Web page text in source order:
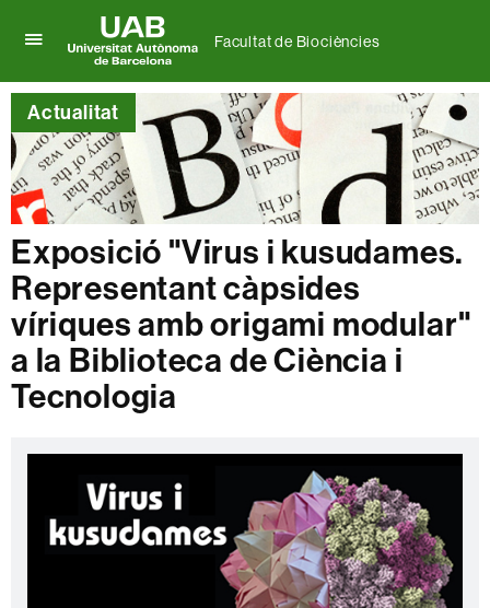
per
desplegar
el
menú
de
Facultat
de
Biociències
Universitat
Autònoma
de
Barcelona
Facultat de Biociències
Actualitat
Exposició "Virus i kusudames.
Representant càpsides
víriques amb origami modular"
a la Biblioteca de Ciència i
Tecnologia